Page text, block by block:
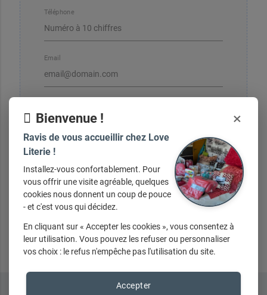
Téléphone
Email
Votre message
Bienvenue ! ×
Ravis de vous accueillir chez Love
Literie !
Installez-vous confortablement. Pour
vous offrir une visite agréable, quelques
cookies nous donnent un coup de pouce
- et c'est vous qui décidez.
En cliquant sur « Accepter les cookies », vous consentez à
leur utilisation. Vous pouvez les refuser ou personnaliser
vos choix : le refus n'empêche pas l'utilisation du site.
Accepter